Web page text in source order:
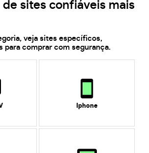
sites confiáveis mais
veja sites específicos,
para comprar com segurança.
Iphone